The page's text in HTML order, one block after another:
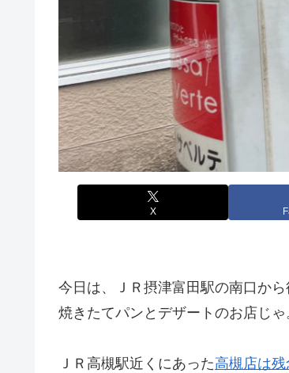
X
今日は、ＪＲ摂津富田駅の南口か
焼きたてパンとデザートのお店じゃ
ＪＲ高槻駅近くにあった高槻店は